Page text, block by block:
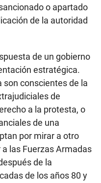
o apartado
de la autoridad
de un gobierno
estratégica.
conscientes de la
de
a la protesta, o
de una
por mirar a otro
a las Fuerzas Armadas
de la
de los años 80 y